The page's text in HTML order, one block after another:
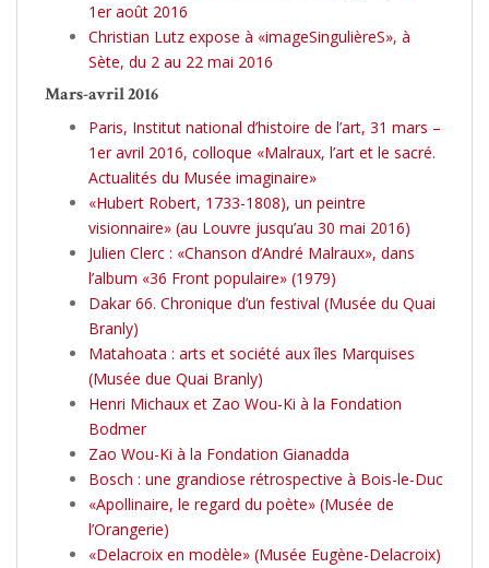
1er août 2016
Christian Lutz expose à «imageSingulièreS», à
Sète, du 2 au 22 mai 2016
Mars-avril 2016
Paris, Institut national d’histoire de l’art, 31 mars –
1er avril 2016, colloque «Malraux, l’art et le sacré.
Actualités du Musée imaginaire»
«Hubert Robert, 1733-1808), un peintre
visionnaire» (au Louvre jusqu’au 30 mai 2016)
Julien Clerc : «Chanson d’André Malraux», dans
l’album «36 Front populaire» (1979)
Dakar 66. Chronique d’un festival (Musée du Quai
Branly)
Matahoata : arts et société aux îles Marquises
(Musée due Quai Branly)
Henri Michaux et Zao Wou-Ki à la Fondation
Bodmer
Zao Wou-Ki à la Fondation Gianadda
Bosch : une grandiose rétrospective à Bois-le-Duc
«Apollinaire, le regard du poète» (Musée de
l’Orangerie)
«Delacroix en modèle» (Musée Eugène-Delacroix)